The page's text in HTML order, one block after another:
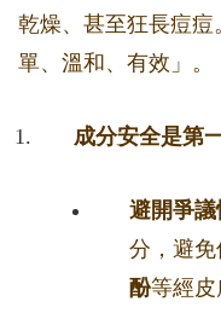
乾燥、甚至狂長痘
單、溫和、有效」。
成分安全是第
避開爭
分，避
酚等經皮